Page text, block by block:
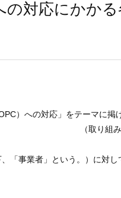
の対応にかか
）への対応」をテーマに掲
（取り組
「事業者」という。） に対し